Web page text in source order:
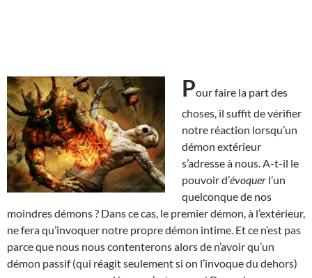
Pour faire la part des
choses, il suffit de vérifier
notre réaction lorsqu’un
démon extérieur
s’adresse à nous. A-t-il le
pouvoir d’évoquer l’un
quelconque de nos
moindres démons ? Dans ce cas, le premier démon, à l’extérieur,
ne fera qu’invoquer notre propre démon intime. Et ce n’est pas
parce que nous nous contenterons alors de n’avoir qu’un
démon passif (qui réagit seulement si on l’invoque du dehors)